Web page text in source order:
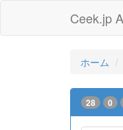
Ceek.jp
ホーム
28 0